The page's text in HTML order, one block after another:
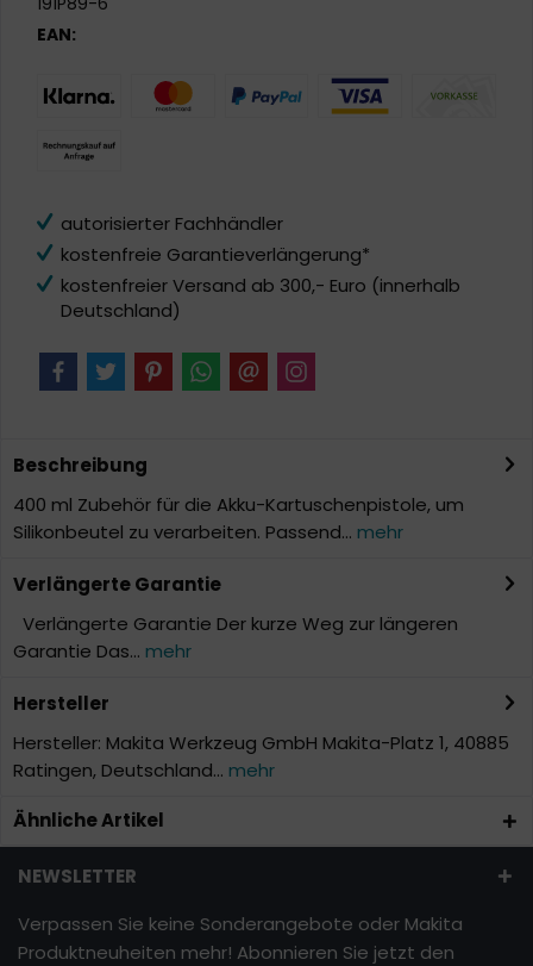
EAN:
autorisierter Fachhändler
kostenfreie Garantieverlängerung*
kostenfreier Versand ab 300,- Euro (innerhalb
Deutschland)
Beschreibung
400 ml Zubehör für die Akku-Kartuschenpistole, um
Silikonbeutel zu verarbeiten. Passend... mehr
Verlängerte Garantie
Verlängerte Garantie Der kurze Weg zur längeren
Garantie Das... mehr
Hersteller
Hersteller: Makita Werkzeug GmbH Makita-Platz 1, 40885
Ratingen, Deutschland... mehr
Ähnliche Artikel
NEWSLETTER
Verpassen Sie keine Sonderangebote oder Makita
Produktneuheiten mehr! Abonnieren Sie jetzt den